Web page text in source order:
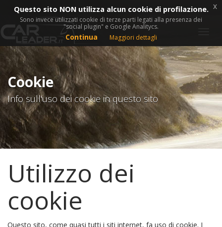
Cookie
Info sull'uso dei cookie in questo sito
Utilizzo dei
cookie
Questo sito, come quasi tutti i siti internet, fa uso di cookie. I
Questo sito NON utilizza alcun cookie di profilazione.
Sono invece utilizzati cookie di terze parti legati alla presenza dei
"social plugin" e Google Analitycs.
Continua Maggiori dettagli
x